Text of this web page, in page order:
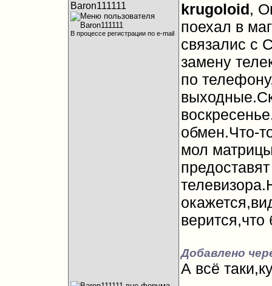
Baron111111
В процессе регистрации по e-mail
krugoloid,
поехал в
связалис с
замену
по
обмен.Что-
мол
верится,что
Добавлено
А всё